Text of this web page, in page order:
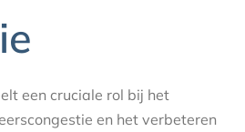
een cruciale rol bij het
en het verbeteren